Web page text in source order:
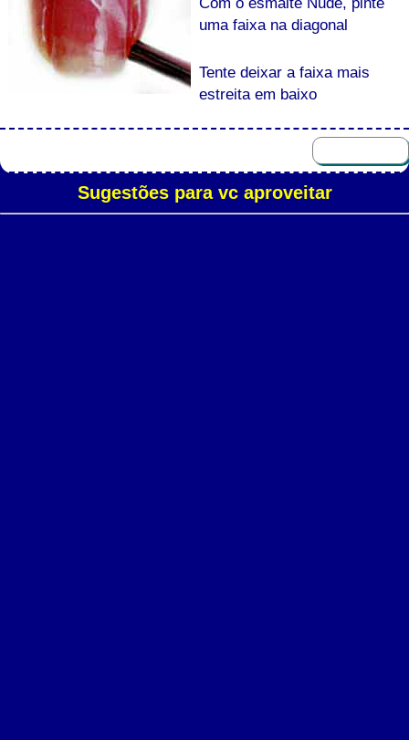
uma faixa na diagonal
Tente deixar a faixa mais
estreita em baixo
Sugestões para vc aproveitar